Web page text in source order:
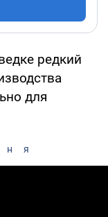
редкий
для